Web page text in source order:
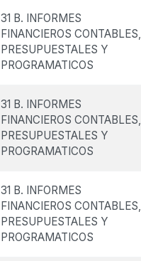
31 B. INFORMES
FINANCIEROS CONTABLES,
PRESUPUESTALES Y
PROGRAMATICOS
31 B. INFORMES
FINANCIEROS CONTABLES,
PRESUPUESTALES Y
PROGRAMATICOS
31 B. INFORMES
FINANCIEROS CONTABLES,
PRESUPUESTALES Y
PROGRAMATICOS